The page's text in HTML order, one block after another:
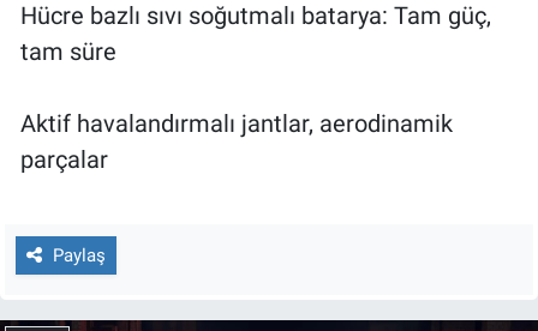
Hücre bazlı sıvı soğutmalı batarya: Tam güç,
tam süre
Aktif havalandırmalı jantlar, aerodinamik
parçalar
Paylaş